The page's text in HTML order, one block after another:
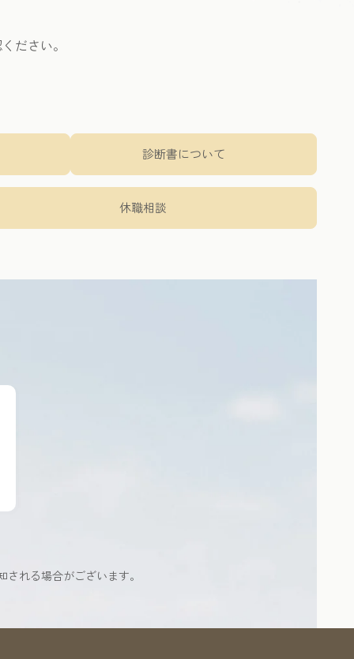
ださい。
診断書について
休職相談
れる場合がございます。